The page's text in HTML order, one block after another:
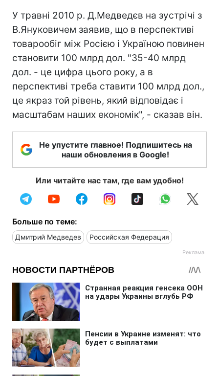
У травні 2010 р. Д.Медведєв на зустрічі з
В.Януковичем заявив, що в перспективі
товарообіг між Росією і Україною повинен
становити 100 млрд дол. "35-40 млрд
дол. - це цифра цього року, а в
перспективі треба ставити 100 млрд дол.,
це якраз той рівень, який відповідає і
масштабам наших економік", - сказав він.
Не упустите главное! Подпишитесь на
наши обновления в Google!
Или читайте нас там, где вам удобно!
Больше по теме:
Дмитрий Медведев Российская Федерация